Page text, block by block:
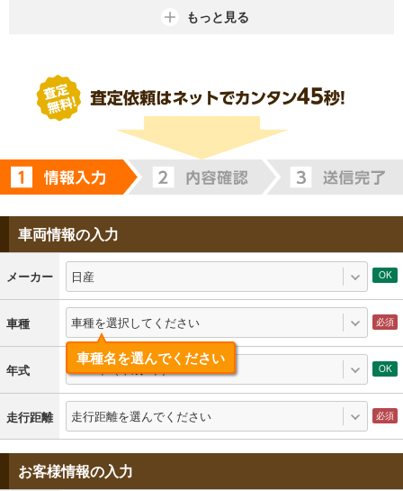
もっと見る
車両情報の入力
メーカー 日産
車種 車種を選択してください
車種名を選んでください
年式 1997年（平成9年）
走行距離 走行距離を選んでください
お客様情報の入力